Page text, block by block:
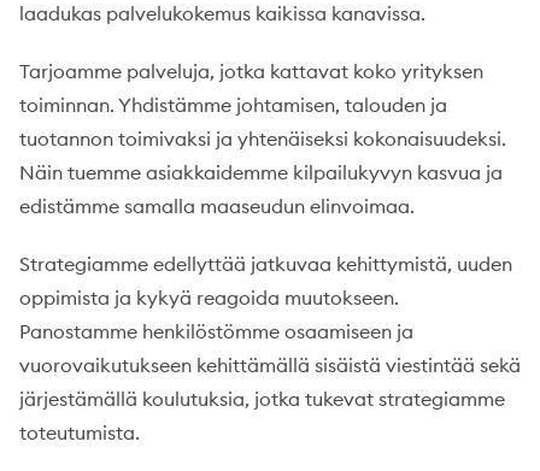
laadukas palvelukokemus kaikissa kanavissa.
Tarjoamme palveluja, jotka kattavat koko yrityksen
toiminnan. Yhdistämme johtamisen, talouden ja
tuotannon toimivaksi ja yhtenäiseksi kokonaisuudeksi.
Näin tuemme asiakkaidemme kilpailukyvyn kasvua ja
edistämme samalla maaseudun elinvoimaa.
Strategiamme edellyttää jatkuvaa kehittymistä, uuden
oppimista ja kykyä reagoida muutokseen.
Panostamme henkilöstömme osaamiseen ja
vuorovaikutukseen kehittämällä sisäistä viestintää sekä
järjestämällä koulutuksia, jotka tukevat strategiamme
toteutumista.